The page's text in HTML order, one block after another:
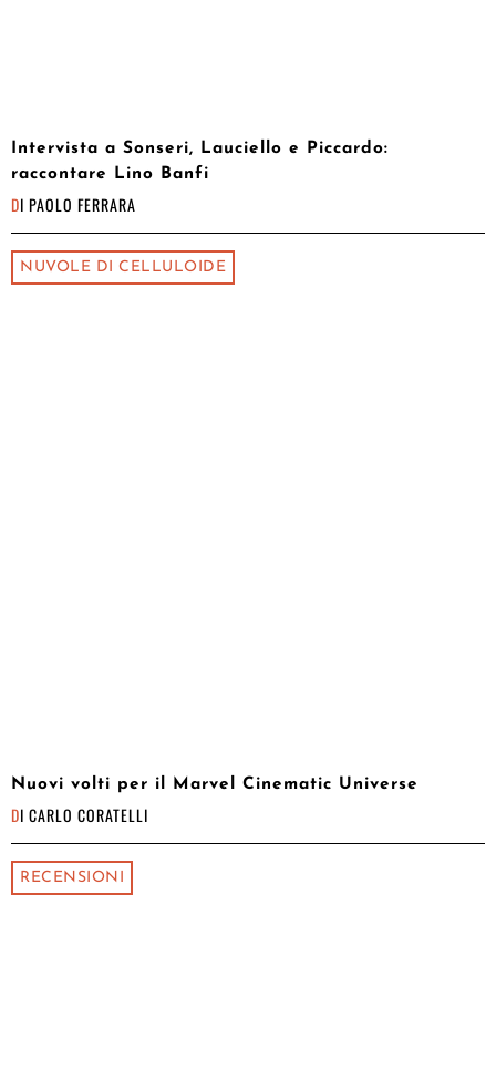
Intervista a Sonseri, Lauciello e Piccardo:
raccontare Lino Banfi
DI PAOLO FERRARA
NUVOLE DI CELLULOIDE
Nuovi volti per il Marvel Cinematic Universe
DI CARLO CORATELLI
RECENSIONI